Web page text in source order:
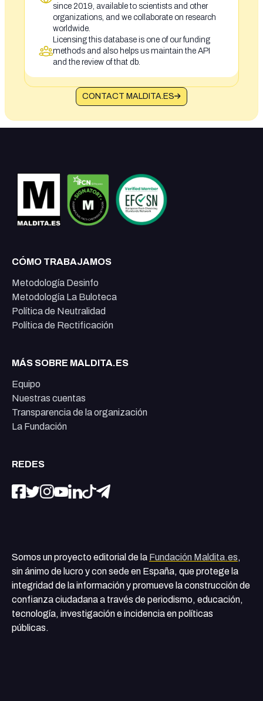
since 2019, available to scientists and other
organizations, and we collaborate on research
worldwide.
Licensing this database is one of our funding
methods and also helps us maintain the API
and the review of that db.
CONTACT MALDITA.ES
CÓMO TRABAJAMOS
Metodología Desinfo
Metodología La Buloteca
Política de Neutralidad
Política de Rectificación
MÁS SOBRE MALDITA.ES
Equipo
Nuestras cuentas
Transparencia de la organización
La Fundación
REDES
Somos un proyecto editorial de la Fundación Maldita.es,
sin ánimo de lucro y con sede en España, que protege la
integridad de la información y promueve la construcción de
confianza ciudadana a través de periodismo, educación,
tecnología, investigación e incidencia en políticas
públicas.